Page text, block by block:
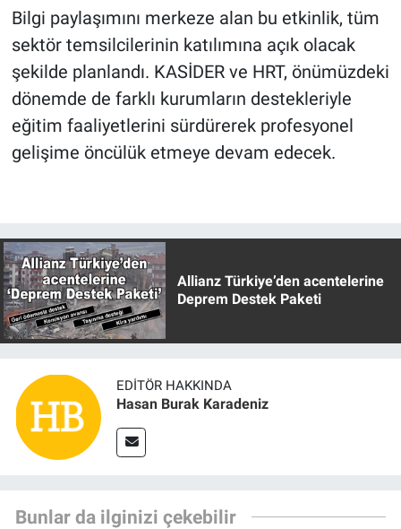
Bilgi paylaşımını merkeze alan bu etkinlik, tüm
sektör temsilcilerinin katılımına açık olacak
şekilde planlandı. KASİDER ve HRT, önümüzdeki
dönemde de farklı kurumların destekleriyle
eğitim faaliyetlerini sürdürerek profesyonel
gelişime öncülük etmeye devam edecek.
Allianz Türkiye’den acentelerine
Deprem Destek Paketi
EDITÖR HAKKINDA
Hasan Burak Karadeniz
Bunlar da ilginizi çekebilir